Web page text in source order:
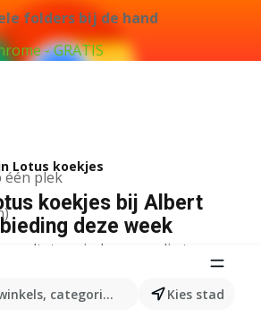
folders bij de hand
- GRATIS
één plek
categorieën, producten...
Kies stad
Lotus koekjes
koekjes bij Albert
deze week
vinden voor die term.
in winkels Albert